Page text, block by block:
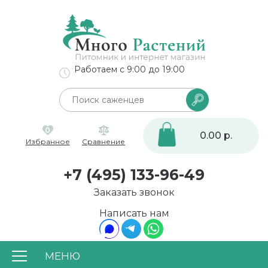
МЕНЮ
Написать нам
Работаем с 9:00 до 19:00
0
Избранное
Сравнение
0.00 р.
+7 (495) 133-96-49
Заказать звонок